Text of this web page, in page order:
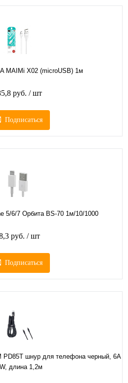
MAIMi X02 (microUSB) 1м
руб. / шт
Подписаться
5/6/7 Орбита BS-70 1м/10/1000
руб. / шт
Подписаться
PD85T шнур для телефона черный, 6A
длина 1,2м